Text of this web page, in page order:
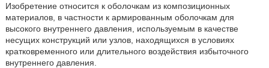
Изобретение относится к оболочкам из композиционных
материалов, в частности к армированным оболочкам для
высокого внутреннего давления, используемым в качестве
несущих конструкций или узлов, находящихся в условиях
кратковременного или длительного воздействия избыточного
внутреннего давления.